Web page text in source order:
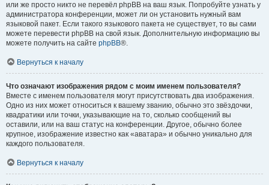
или же просто никто не перевёл phpBB на ваш язык. Попробуйте узнать у
администратора конференции, может ли он установить нужный вам
языковой пакет. Если такого языкового пакета не существует, то вы сами
можете перевести phpBB на свой язык. Дополнительную информацию вы
можете получить на сайте phpBB®.
Вернуться к началу
Что означают изображения рядом с моим именем пользователя?
Вместе с именем пользователя могут присутствовать два изображения.
Одно из них может относиться к вашему званию, обычно это звёздочки,
квадратики или точки, указывающие на то, сколько сообщений вы
оставили, или на ваш статус на конференции. Другое, обычно более
крупное, изображение известно как «аватара» и обычно уникально для
каждого пользователя.
Вернуться к началу